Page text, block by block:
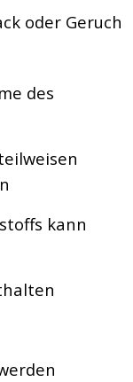
oder Geruch
des
kann